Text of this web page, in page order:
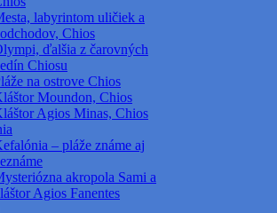
labyrintom uličiek a
Chios
ďalšia z čarovných
Chiosu
na ostrove Chios
Moundon, Chios
Agios Minas, Chios
– pláže známe aj
akropola Sami a
Agios Fanentes